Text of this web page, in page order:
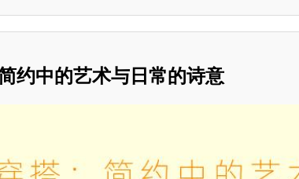
约中的艺术与日常的诗意